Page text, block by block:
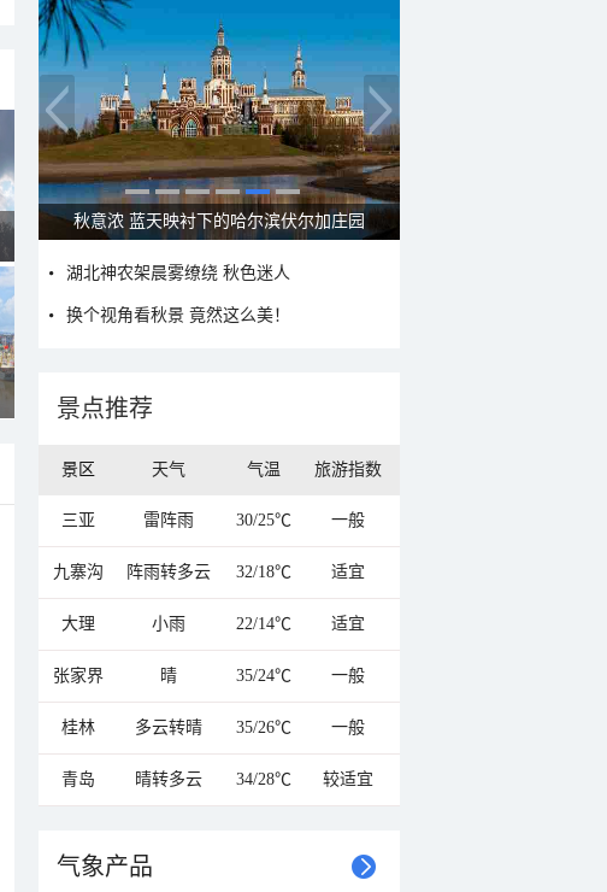
秋意浓 蓝天映衬下的哈尔滨伏尔加庄园
湖北神农架晨雾缭绕 秋色迷人
换个视角看秋景 竟然这么美！
景点推荐
景区 天气 气温 旅游指数
三亚 雷阵雨 30/25℃ 一般
九寨沟 阵雨转多云 32/18℃ 适宜
大理 小雨 22/14℃ 适宜
张家界 晴 35/24℃ 一般
桂林 多云转晴 35/26℃ 一般
青岛 晴转多云 34/28℃ 较适宜
气象产品